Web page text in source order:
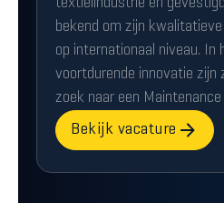
textielindustrie en
bekend om zijn
op internationaal niveau. In
voortdurende innovatie zijn
zoek naar een Maintenance
Bekijk vacature